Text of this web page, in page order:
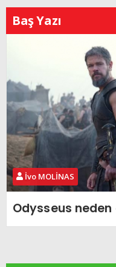
Baş Yazı
İvo MOLİNAS
Odysseus